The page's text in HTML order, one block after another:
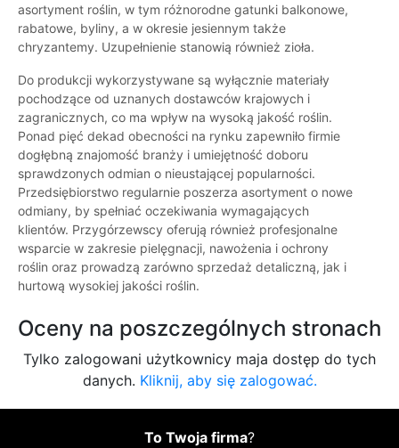
asortyment roślin, w tym różnorodne gatunki balkonowe,
rabatowe, byliny, a w okresie jesiennym także
chryzantemy. Uzupełnienie stanowią również zioła.
Do produkcji wykorzystywane są wyłącznie materiały
pochodzące od uznanych dostawców krajowych i
zagranicznych, co ma wpływ na wysoką jakość roślin.
Ponad pięć dekad obecności na rynku zapewniło firmie
dogłębną znajomość branży i umiejętność doboru
sprawdzonych odmian o nieustającej popularności.
Przedsiębiorstwo regularnie poszerza asortyment o nowe
odmiany, by spełniać oczekiwania wymagających
klientów. Przygórzewscy oferują również profesjonalne
wsparcie w zakresie pielęgnacji, nawożenia i ochrony
roślin oraz prowadzą zarówno sprzedaż detaliczną, jak i
hurtową wysokiej jakości roślin.
Oceny na poszczególnych stronach
Tylko zalogowani użytkownicy maja dostęp do tych
danych. Kliknij, aby się zalogować.
To Twoja firma?